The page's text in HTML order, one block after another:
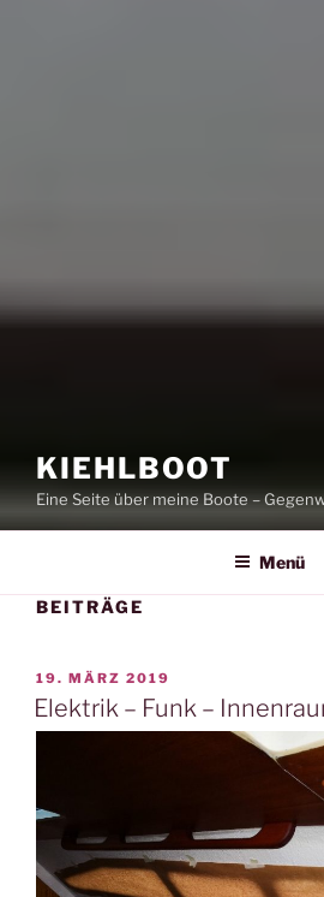
KIEHLBOOT
Eine Seite über meine Boote –
Menü
BEITRÄGE
VERÖFFENTLICHT
AM
19. MÄRZ 2019
Elektrik – Funk –